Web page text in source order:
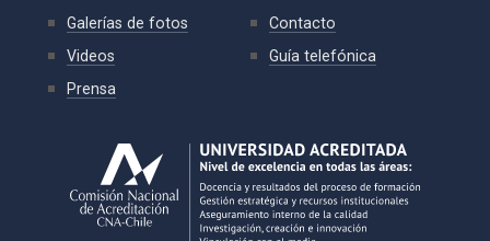
Galerías de fotos
Videos
Prensa
Contacto
Guía telefónica